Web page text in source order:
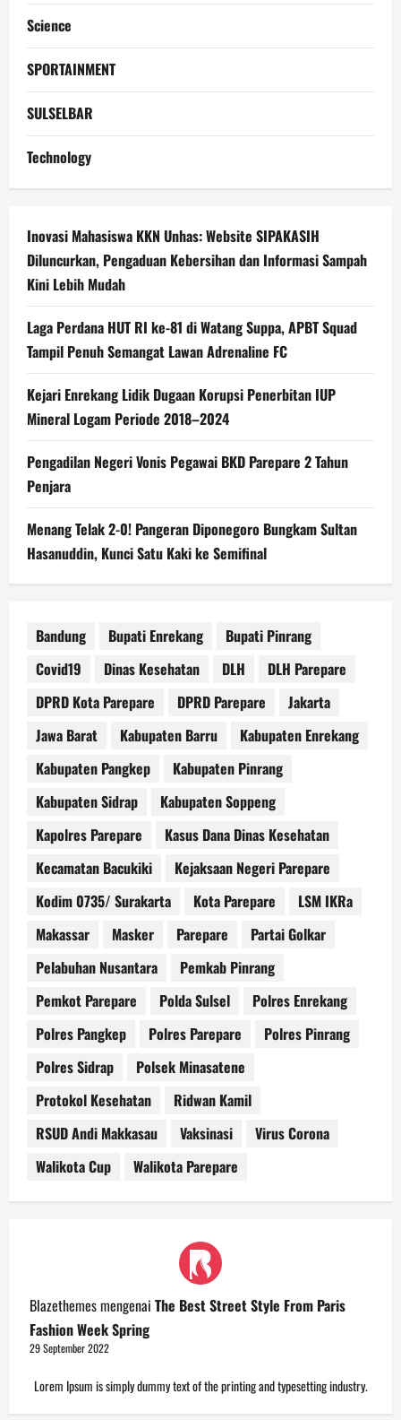
Science
SPORTAINMENT
SULSELBAR
Technology
Inovasi Mahasiswa KKN Unhas: Website SIPAKASIH
Diluncurkan, Pengaduan Kebersihan dan Informasi Sampah
Kini Lebih Mudah
Laga Perdana HUT RI ke-81 di Watang Suppa, APBT Squad
Tampil Penuh Semangat Lawan Adrenaline FC
Kejari Enrekang Lidik Dugaan Korupsi Penerbitan IUP
Mineral Logam Periode 2018–2024
Pengadilan Negeri Vonis Pegawai BKD Parepare 2 Tahun
Penjara
Menang Telak 2-0! Pangeran Diponegoro Bungkam Sultan
Hasanuddin, Kunci Satu Kaki ke Semifinal
Bandung Bupati Enrekang
Bupati Pinrang
Covid19
Dinas Kesehatan DLH
DLH Parepare
DPRD Kota Parepare
DPRD Parepare
Jakarta
Jawa Barat
Kabupaten Barru
Kabupaten Enrekang
Kabupaten Pangkep
Kabupaten Pinrang
Kabupaten Sidrap
Kabupaten Soppeng
Kapolres Parepare
Kasus Dana Dinas Kesehatan
Kecamatan Bacukiki
Kejaksaan Negeri Parepare
Kodim 0735/ Surakarta
Kota Parepare
LSM IKRa
Makassar
Masker Parepare
Partai Golkar
Pelabuhan Nusantara
Pemkab Pinrang
Pemkot Parepare
Polda Sulsel
Polres Enrekang
Polres Pangkep
Polres Parepare
Polres Pinrang
Polres Sidrap
Polsek Minasatene
Protokol Kesehatan
Ridwan Kamil
RSUD Andi Makkasau
Vaksinasi
Virus Corona
Walikota Cup
Walikota Parepare
Blazethemesmengenai The Best Street Style From Paris
Fashion Week Spring
29 September 2022
Lorem Ipsum is simply dummy text of the printing and typesetting industry.